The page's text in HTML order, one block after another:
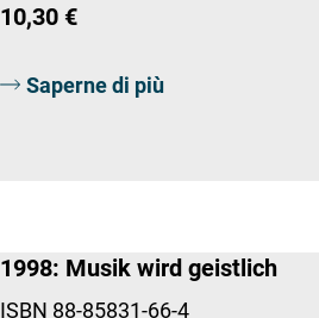
10,30 €
Saperne di più
1998: Musik wird geistlich
ISBN 88-85831-66-4